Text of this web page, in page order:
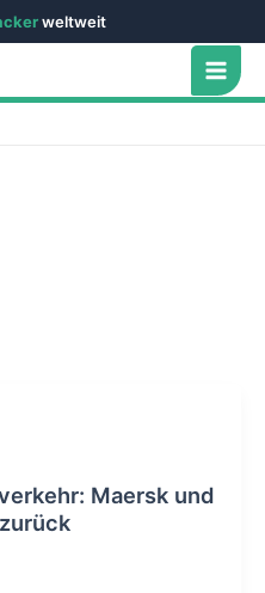
weltweit
Maersk und